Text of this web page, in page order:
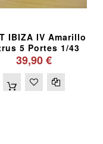
IBIZA IV Amarillo
5 Portes 1/43
39,90 €